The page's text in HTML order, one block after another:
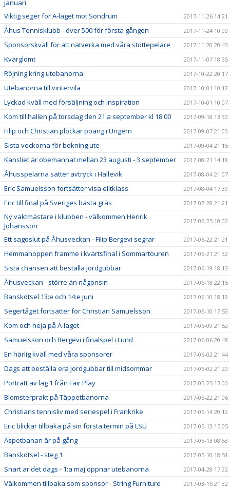
januari
Viktig seger för A-laget mot Söndrum 2017-11-26 14:21
Åhus Tennisklubb - över 500 för första gången 2017-11-24 10:00
Sponsorskväll för att nätverka med våra stöttepelare 2017-11-20 20:43
Kvarglömt 2017-11-07 18:35
Röjning kring utebanorna 2017-10-22 20:17
Utebanorna till vintervila 2017-10-01 10:12
Lyckad kväll med försäljning och inspiration 2017-10-01 10:07
Kom till hallen på torsdag den 21:a september kl 18.00 2017-09-18 13:30
Filip och Christian plockar poäng i Ungern 2017-09-07 21:03
Sista veckorna för bokning ute 2017-09-04 21:15
Kansliet är obemannat mellan 23 augusti - 3 september 2017-08-21 14:18
Åhusspelarna sätter avtryck i Hällevik 2017-08-04 21:07
Eric Samuelsson fortsätter visa elitklass 2017-08-04 17:39
Eric till final på Sveriges bästa gräs 2017-07-28 21:21
Ny vaktmästare i klubben - välkommen Henrik
Johansson
2017-06-25 10:00
Ett sagoslut på Åhusveckan - Filip Bergevi segrar 2017-06-22 21:21
Hemmahoppen framme i kvartsfinal i Sommartouren 2017-06-21 21:32
Sista chansen att beställa jordgubbar 2017-06-19 18:13
Åhusveckan - större än någonsin 2017-06-18 22:15
Banskötsel 13:e och 14:e juni 2017-06-10 18:19
Segertåget fortsätter för Christian Samuelsson 2017-06-10 17:53
Kom och heja på A-laget 2017-06-09 21:52
Samuelsson och Bergevi i finalspel i Lund 2017-06-06 20:48
En härlig kväll med våra sponsorer 2017-06-02 21:44
Dags att beställa era jordgubbar till midsommar 2017-06-02 21:20
Porträtt av lag 1 från Fair Play 2017-05-25 13:00
Blomsterprakt på Täppetbanorna 2017-05-22 21:06
Christians tennisliv med seriespel i Frankrike 2017-05-14 20:12
Eric blickar tillbaka på sin första termin på LSU 2017-05-13 15:05
Äspetbanan är på gång 2017-05-13 08:53
Banskötsel - steg 1 2017-05-10 18:51
Snart är det dags - 1:a maj öppnar utebanorna 2017-04-28 17:32
Välkommen tillbaka som sponsor - String Furniture 2017-03-15 21:32